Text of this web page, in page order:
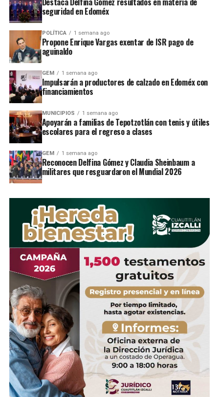
Celebró a lo grande Tlalnepantla el Día del Niño
DON'T MISS
Celebran Primera Sesión del Sipinna en Atizapán
seguridad en Edoméx
POLÍTICA 1 semana ago
Propone Enrique Vargas exentar de ISR pago de
aguinaldo
GEM 1 semana ago
Impulsarán a productores de calzado en Edoméx con
financiamientos
MUNICIPIOS 1 semana ago
Apoyarán a familias de Tepotzotlán con tenis y útiles
escolares para el regreso a clases
GEM 1 semana ago
Reconocen Delfina Gómez y Claudia Sheinbaum a
militares que resguardaron el Mundial 2026